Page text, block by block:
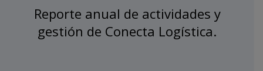
Reporte anual de actividades y
gestión de Conecta Logística.